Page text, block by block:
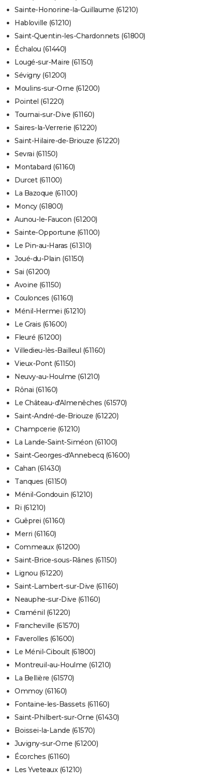
Sainte-Honorine-la-Guillaume (61210)
Habloville (61210)
Saint-Quentin-les-Chardonnets (61800)
Échalou (61440)
Lougé-sur-Maire (61150)
Sévigny (61200)
Moulins-sur-Orne (61200)
Pointel (61220)
Tournai-sur-Dive (61160)
Saires-la-Verrerie (61220)
Saint-Hilaire-de-Briouze (61220)
Sevrai (61150)
Montabard (61160)
Durcet (61100)
La Bazoque (61100)
Moncy (61800)
Aunou-le-Faucon (61200)
Sainte-Opportune (61100)
Le Pin-au-Haras (61310)
Joué-du-Plain (61150)
Sai (61200)
Avoine (61150)
Coulonces (61160)
Ménil-Hermei (61210)
Le Grais (61600)
Fleuré (61200)
Villedieu-lès-Bailleul (61160)
Vieux-Pont (61150)
Neuvy-au-Houlme (61210)
Rônai (61160)
Le Château-d'Almenêches (61570)
Saint-André-de-Briouze (61220)
Champcerie (61210)
La Lande-Saint-Siméon (61100)
Saint-Georges-d'Annebecq (61600)
Cahan (61430)
Tanques (61150)
Ménil-Gondouin (61210)
Ri (61210)
Guêprei (61160)
Merri (61160)
Commeaux (61200)
Saint-Brice-sous-Rânes (61150)
Lignou (61220)
Saint-Lambert-sur-Dive (61160)
Neauphe-sur-Dive (61160)
Craménil (61220)
Francheville (61570)
Faverolles (61600)
Le Ménil-Ciboult (61800)
Montreuil-au-Houlme (61210)
La Bellière (61570)
Ommoy (61160)
Fontaine-les-Bassets (61160)
Saint-Philbert-sur-Orne (61430)
Boissei-la-Lande (61570)
Juvigny-sur-Orne (61200)
Écorches (61160)
Les Yveteaux (61210)